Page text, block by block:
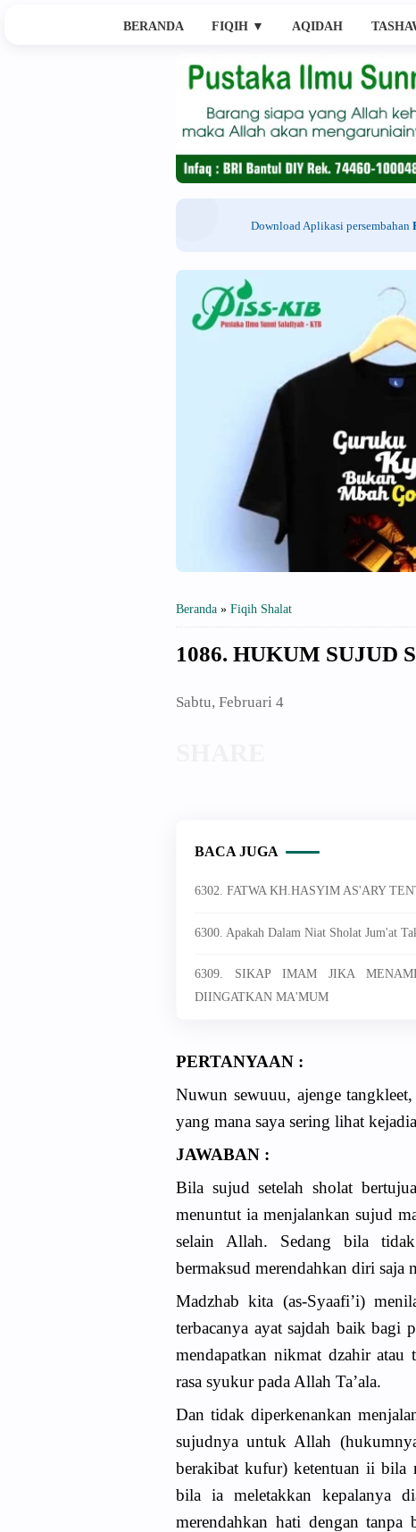
BERANDA FIQIH ▼ AQIDAH
Download Aplikasi persembahan
Beranda » Fiqih Shalat
1086. HUKUM SUJUD
Sabtu, Februari 4
BACA JUGA
6302. FATWA KH.HASYIM AS'ARY
6300. Apakah Dalam Niat Sholat Jum'at
6309. SIKAP IMAM JIKA
DIINGATKAN MA'MUM
PERTANYAAN :
Nuwun sewuuu, ajenge
yang mana saya sering lihat
JAWABAN :
Bila sujud setelah sholat
menuntut ia menjalankan sujud
selain Allah. Sedang bila
bermaksud merendahkan diri saja
Madzhab kita (as-Syaafi’i)
terbacanya ayat sajdah baik bagi
mendapatkan nikmat dzahir atau
rasa syukur pada Allah Ta’ala.
Dan tidak diperkenankan
sujudnya untuk Allah
berakibat kufur) ketentuan ii bila
bila ia meletakkan kepalanya
merendahkan hati dengan